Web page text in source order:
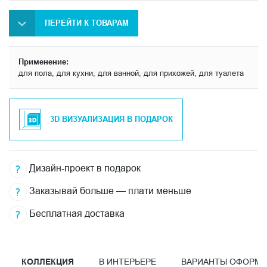
ПЕРЕЙТИ К ТОВАРАМ
Применение:
для пола, для кухни, для ванной, для прихожей, для туалета
3D ВИЗУАЛИЗАЦИЯ В ПОДАРОК
Дизайн-проект в подарок
Заказывай больше — плати меньше
Бесплатная доставка
КОЛЛЕКЦИЯ В ИНТЕРЬЕРЕ ВАРИАНТЫ